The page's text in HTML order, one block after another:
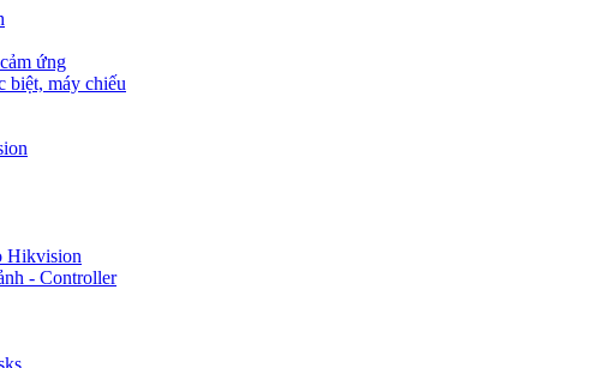
ứng
biệt, máy chiếu
Hikvision
- Controller